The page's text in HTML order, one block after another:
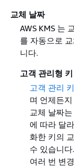
교체 날짜
AWS KMS 는
를 자동으로
니다.
고객 관리형 키
고객 관리 키
며 언제든
교체 날짜
에 따라 달
화한 키의
수 있습니
여러 번 변